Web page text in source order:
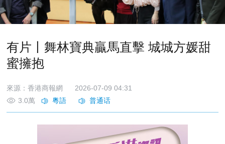
有片丨舞林寶典贏馬直擊 城城方媛甜
蜜擁抱
來源：香港商報網
2026-07-09 04:31
3.0萬